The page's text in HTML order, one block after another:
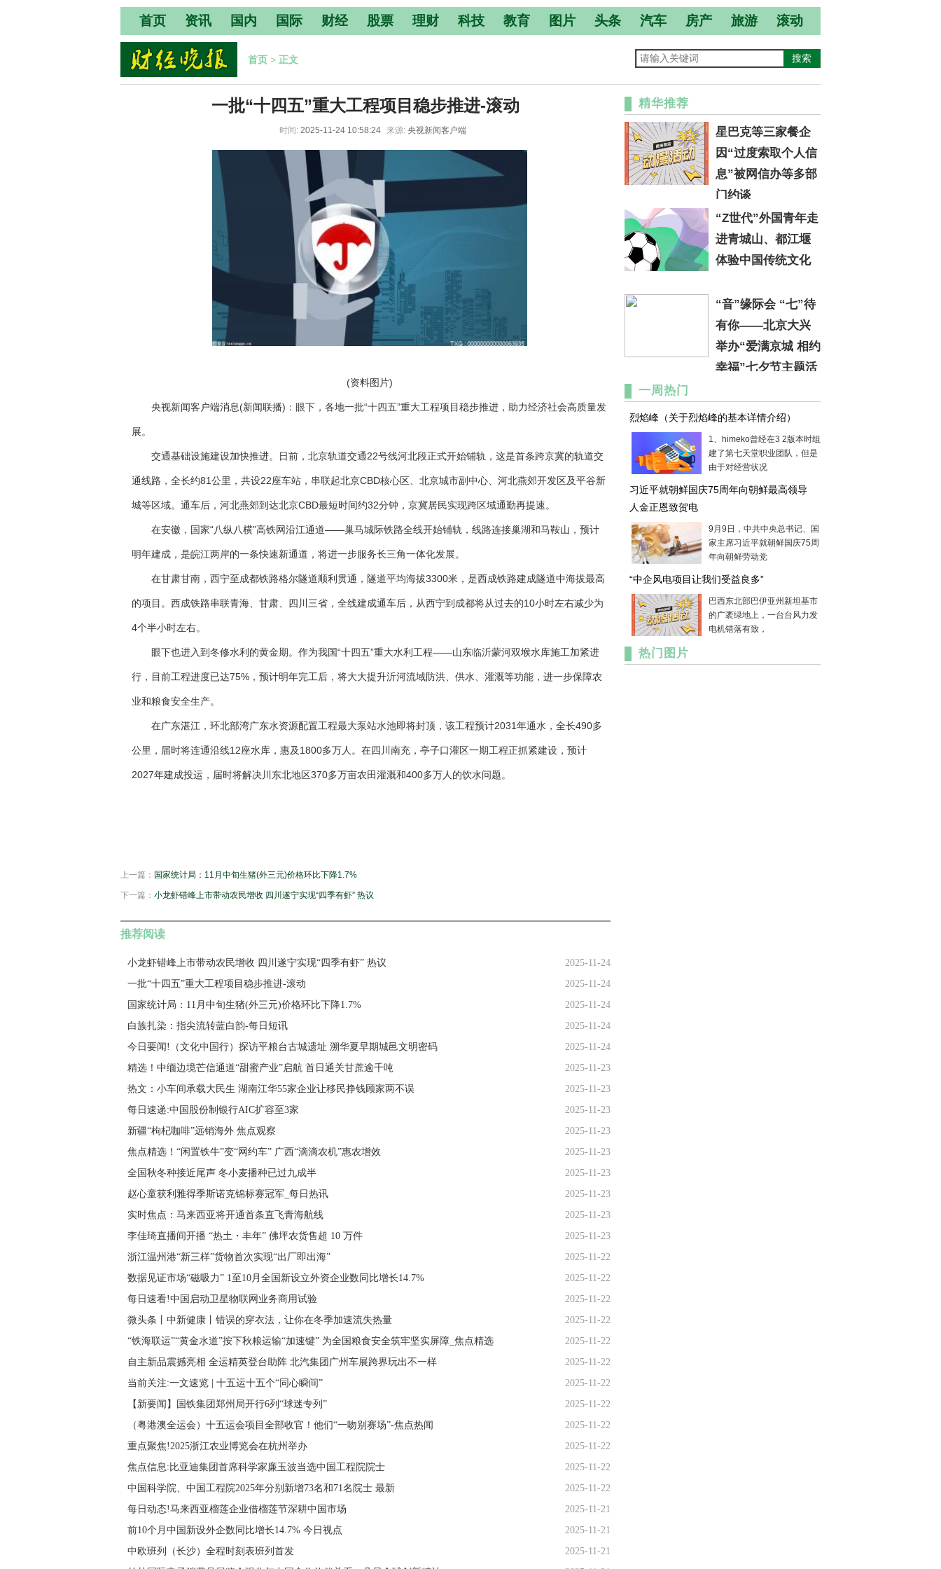
首页 资讯 国内 国际 财经 股票 理财 科技 教育 图片 头条 汽车 房产 旅游 滚动
首页> 正文
一批“十四五”重大工程项目稳步推进-滚动
时间: 2025-11-24 10:58:24 来源: 央视新闻客户端
(资料图片)
央视新闻客户端消息(新闻联播)：眼下，各地一批“十四五”重大工程项目稳步推进，助力经济社会高质量发
展。
交通基础设施建设加快推进。日前，北京轨道交通22号线河北段正式开始铺轨，这是首条跨京冀的轨道交
通线路，全长约81公里，共设22座车站，串联起北京CBD核心区、北京城市副中心、河北燕郊开发区及平谷新
城等区域。通车后，河北燕郊到达北京CBD最短时间约32分钟，京冀居民实现跨区域通勤再提速。
在安徽，国家“八纵八横”高铁网沿江通道——巢马城际铁路全线开始铺轨，线路连接巢湖和马鞍山，预计
明年建成，是皖江两岸的一条快速新通道，将进一步服务长三角一体化发展。
在甘肃甘南，西宁至成都铁路格尔隧道顺利贯通，隧道平均海拔3300米，是西成铁路建成隧道中海拔最高
的项目。西成铁路串联青海、甘肃、四川三省，全线建成通车后，从西宁到成都将从过去的10小时左右减少为
4个半小时左右。
眼下也进入到冬修水利的黄金期。作为我国“十四五”重大水利工程——山东临沂蒙河双堠水库施工加紧进
行，目前工程进度已达75%，预计明年完工后，将大大提升沂河流域防洪、供水、灌溉等功能，进一步保障农
业和粮食安全生产。
在广东湛江，环北部湾广东水资源配置工程最大泵站水池即将封顶，该工程预计2031年通水，全长490多
公里，届时将连通沿线12座水库，惠及1800多万人。在四川南充，亭子口灌区一期工程正抓紧建设，预计
2027年建成投运，届时将解决川东北地区370多万亩农田灌溉和400多万人的饮水问题。
上一篇： 国家统计局：11月中旬生猪(外三元)价格环比下降1.7%
下一篇： 小龙虾错峰上市带动农民增收 四川遂宁实现“四季有虾” 热议
推荐阅读
小龙虾错峰上市带动农民增收 四川遂宁实现“四季有虾” 热议
2025-11-24
一批“十四五”重大工程项目稳步推进-滚动
2025-11-24
国家统计局：11月中旬生猪(外三元)价格环比下降1.7%
2025-11-24
白族扎染：指尖流转蓝白韵-每日短讯
2025-11-24
今日要闻!（文化中国行）探访平粮台古城遗址 溯华夏早期城邑文明密码
2025-11-24
精选！中缅边境芒信通道“甜蜜产业”启航 首日通关甘蔗逾千吨
2025-11-23
热文：小车间承载大民生 湖南江华55家企业让移民挣钱顾家两不误
2025-11-23
每日速递:中国股份制银行AIC扩容至3家
2025-11-23
新疆“枸杞咖啡”远销海外 焦点观察
2025-11-23
焦点精选！“闲置铁牛”变“网约车” 广西“滴滴农机”惠农增效
2025-11-23
全国秋冬种接近尾声 冬小麦播种已过九成半
2025-11-23
赵心童获利雅得季斯诺克锦标赛冠军_每日热讯
2025-11-23
实时焦点：马来西亚将开通首条直飞青海航线
2025-11-23
李佳琦直播间开播 “热土・丰年” 佛坪农货售超 10 万件
2025-11-23
浙江温州港“新三样”货物首次实现“出厂即出海”
2025-11-22
数据见证市场“磁吸力” 1至10月全国新设立外资企业数同比增长14.7%
2025-11-22
每日速看!中国启动卫星物联网业务商用试验
2025-11-22
微头条丨中新健康丨错误的穿衣法，让你在冬季加速流失热量
2025-11-22
“铁海联运”“黄金水道”按下秋粮运输“加速键” 为全国粮食安全筑牢坚实屏障_焦点精选
2025-11-22
自主新品震撼亮相 全运精英登台助阵 北汽集团广州车展跨界玩出不一样
2025-11-22
当前关注:一文速览 | 十五运十五个“同心瞬间”
2025-11-22
【新要闻】国铁集团郑州局开行6列“球迷专列”
2025-11-22
（粤港澳全运会）十五运会项目全部收官！他们“一吻别赛场”-焦点热闻
2025-11-22
重点聚焦!2025浙江农业博览会在杭州举办
2025-11-22
焦点信息:比亚迪集团首席科学家廉玉波当选中国工程院院士
2025-11-22
中国科学院、中国工程院2025年分别新增73名和71名院士 最新
2025-11-22
每日动态!马来西亚榴莲企业借榴莲节深耕中国市场
2025-11-21
前10个月中国新设外企数同比增长14.7% 今日视点
2025-11-21
中欧班列（长沙）全程时刻表班列首发
2025-11-21
精华推荐
星巴克等三家餐企
因“过度索取个人信
息”被网信办等多部
门约谈
“Z世代”外国青年走
进青城山、都江堰
体验中国传统文化
“音”缘际会 “七”待
有你——北京大兴
举办“爱满京城 相约
幸福”七夕节主题活
一周热门
烈焰峰（关于烈焰峰的基本详情介绍）
1、himeko曾经在3 2版本时组
建了第七天堂职业团队，但是
由于对经营状况
习近平就朝鲜国庆75周年向朝鲜最高领导
人金正恩致贺电
9月9日，中共中央总书记、国
家主席习近平就朝鲜国庆75周
年向朝鲜劳动党
“中企风电项目让我们受益良多”
巴西东北部巴伊亚州新坦基市
的广袤绿地上，一台台风力发
电机错落有致，
热门图片